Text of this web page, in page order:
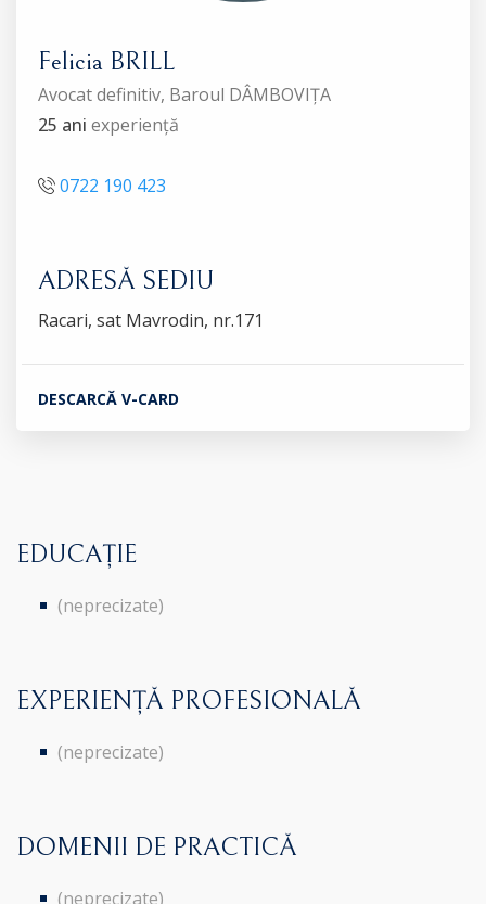
Felicia BRILL
Avocat definitiv, Baroul DÂMBOVIȚA
25 ani experiență
0722 190 423
ADRESĂ SEDIU
Racari, sat Mavrodin, nr.171
DESCARCĂ V-CARD
EDUCAȚIE
(neprecizate)
EXPERIENȚĂ PROFESIONALĂ
(neprecizate)
DOMENII DE PRACTICĂ
(neprecizate)